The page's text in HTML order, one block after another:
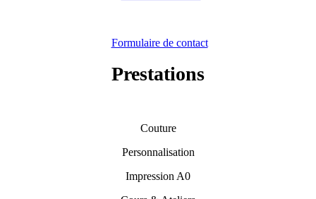
Formulaire de contact
Prestations
Couture
Personnalisation
Impression A0